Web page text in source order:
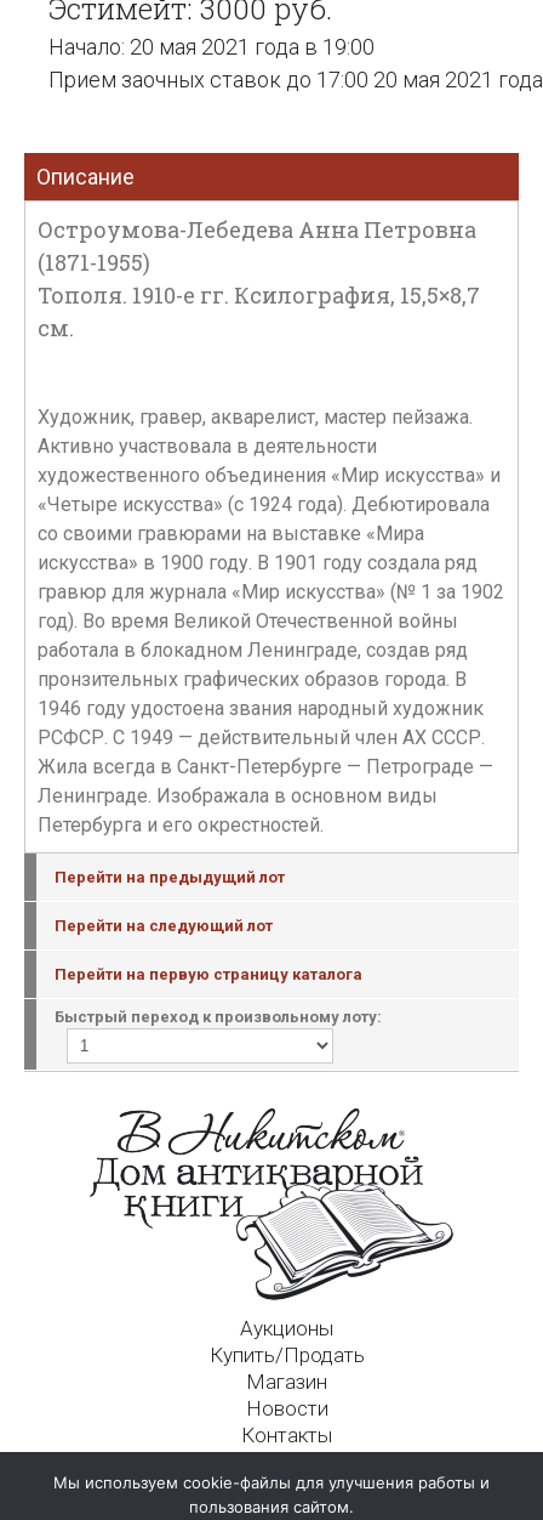
Эстимейт: 3000 руб.
Начало: 20 мая 2021 года в 19:00
Прием заочных ставок до 17:00 20 мая 2021 года
Описание
Остроумова-Лебедева Анна Петровна
(1871-1955)
Тополя. 1910-е гг. Ксилография, 15,5×8,7
см.
Художник, гравер, акварелист, мастер пейзажа.
Активно участвовала в деятельности
художественного объединения «Мир искусства» и
«Четыре искусства» (с 1924 года). Дебютировала
со своими гравюрами на выставке «Мира
искусства» в 1900 году. В 1901 году создала ряд
гравюр для журнала «Мир искусства» (№ 1 за 1902
год). Во время Великой Отечественной войны
работала в блокадном Ленинграде, создав ряд
пронзительных графических образов города. В
1946 году удостоена звания народный художник
РСФСР. С 1949 — действительный член АХ СССР.
Жила всегда в Санкт-Петербурге — Петрограде —
Ленинграде. Изображала в основном виды
Петербурга и его окрестностей.
Перейти на предыдущий лот
Перейти на следующий лот
Перейти на первую страницу каталога
Быстрый переход к произвольному лоту:
Аукционы
Купить/Продать
Магазин
Новости
Контакты
125009, г. Москва, Никитский пер., д. 4а, стр. 1
Мы используем cookie-файлы для улучшения работы и
пользования сайтом.